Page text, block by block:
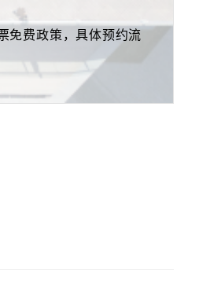
免费政策，具体预约流